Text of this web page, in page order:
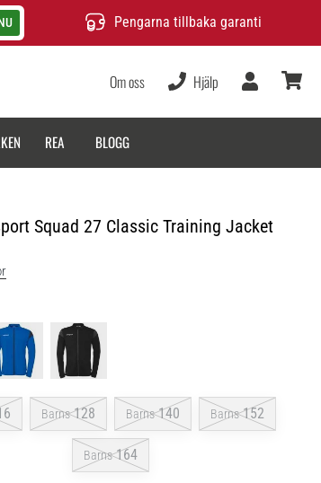
Pengarna tillbaka garanti
Om oss Hjälp
REA BLOGG
Squad 27 Classic Training Jacket
Barns 128 Barns 140 Barns 152
Barns 164